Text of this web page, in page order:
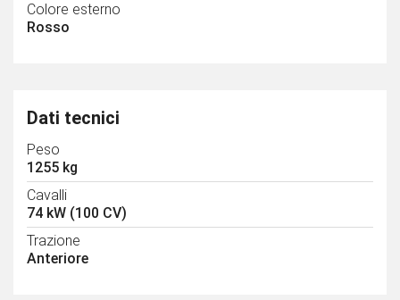
Colore esterno
Rosso
Dati tecnici
Peso
1255 kg
Cavalli
74 kW (100 CV)
Trazione
Anteriore